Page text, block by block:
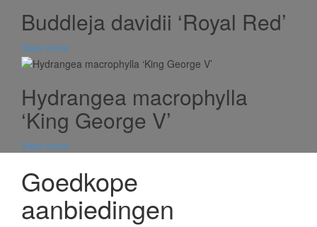
Buddleja davidii ‘Royal Red’
View more
Hydrangea macrophylla
‘King George V’
View more
Goedkope
aanbiedingen